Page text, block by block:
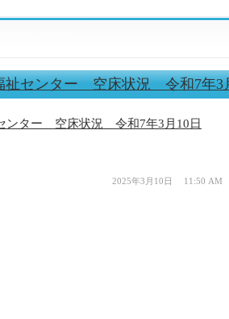
祉センター 空床状況 令和7年3
ンター 空床状況 令和7年3月10日
2025年3月10日 11:50 AM